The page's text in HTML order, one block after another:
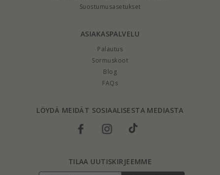
Suostumusasetukset
ASIAKASPALVELU
Palautus
Sormuskoot
Blog
FAQs
LÖYDÄ MEIDÄT SOSIAALISESTA MEDIASTA
TILAA UUTISKIRJEEMME